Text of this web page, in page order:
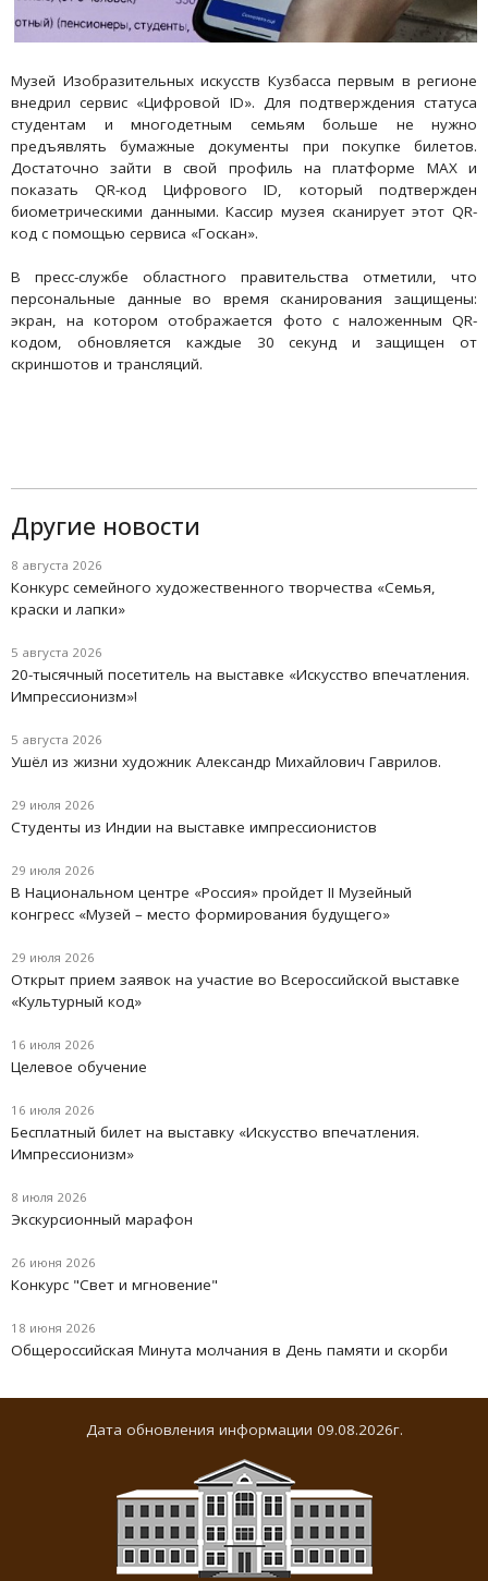
Музей Изобразительных искусств Кузбасса первым в регионе
внедрил сервис «Цифровой ID». Для подтверждения статуса
студентам и многодетным семьям больше не нужно
предъявлять бумажные документы при покупке билетов.
Достаточно зайти в свой профиль на платформе МАХ и
показать QR-код Цифрового ID, который подтвержден
биометрическими данными. Кассир музея сканирует этот QR-
код с помощью сервиса «Госкан».
В пресс-службе областного правительства отметили, что
персональные данные во время сканирования защищены:
экран, на котором отображается фото с наложенным QR-
кодом, обновляется каждые 30 секунд и защищен от
скриншотов и трансляций.
Другие новости
8 августа 2026
Конкурс семейного художественного творчества «Семья,
краски и лапки»
5 августа 2026
20-тысячный посетитель на выставке «Искусство впечатления.
Импрессионизм»!
5 августа 2026
Ушёл из жизни художник Александр Михайлович Гаврилов.
29 июля 2026
Студенты из Индии на выставке импрессионистов
29 июля 2026
В Национальном центре «Россия» пройдет II Музейный
конгресс «Музей – место формирования будущего»
29 июля 2026
Открыт прием заявок на участие во Всероссийской выставке
«Культурный код»
16 июля 2026
Целевое обучение
16 июля 2026
Бесплатный билет на выставку «Искусство впечатления.
Импрессионизм»
8 июля 2026
Экскурсионный марафон
26 июня 2026
Конкурс "Свет и мгновение"
18 июня 2026
Oбщероссийская Минута молчания в День памяти и скорби
Дата обновления информации 09.08.2026г.